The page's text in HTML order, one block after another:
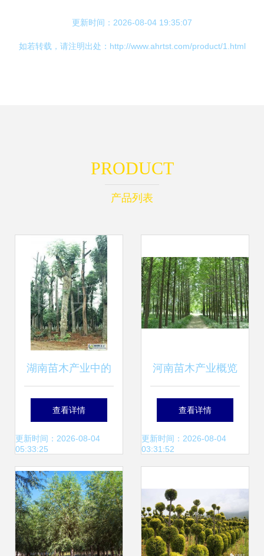
更新时间：2026-08-04 19:35:07
如若转载，请注明出处：http://www.ahrtst.com/product/1.html
PRODUCT
产品列表
湖南苗木产业中的
璀璨明珠——香樟
树的移栽技术与25
公分香樟市场前景
查看详情
更新时间：2026-08-04
05:33:25
河南苗木产业概览
主要基地与特色苗
木盘点
查看详情
更新时间：2026-08-04
03:31:52